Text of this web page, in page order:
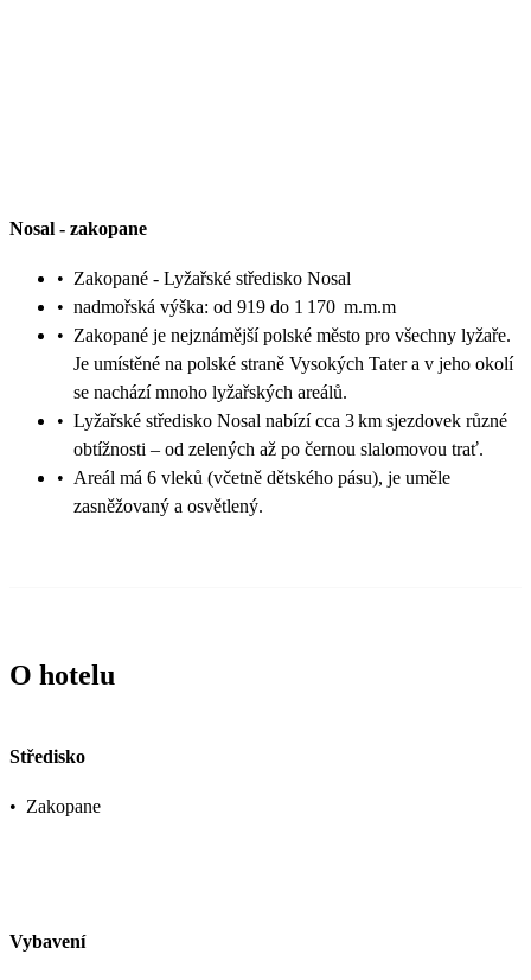
Nosal - zakopane
• Zakopané - Lyžařské středisko Nosal
• nadmořská výška: od 919 do 1 170 m.m.m
• Zakopané je nejznámější polské město pro všechny lyžaře.
Je umístěné na polské straně Vysokých Tater a v jeho okolí
se nachází mnoho lyžařských areálů.
• Lyžařské středisko Nosal nabízí cca 3 km sjezdovek různé
obtížnosti – od zelených až po černou slalomovou trať.
• Areál má 6 vleků (včetně dětského pásu), je uměle
zasněžovaný a osvětlený.
O hotelu
Středisko
• Zakopane
Vybavení